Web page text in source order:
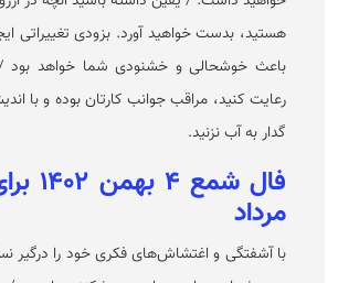
هستید، بدست خواهید آورد. بزودی تغییراتی
باعث خوشحالی و خشنودی شما خواهد بود /
رعایت کنید، مراقب جوانب کارتان بوده و با
گدار به آب نزنید.
فال
مرداد
با آشفتگی و اغتشاش‌های فکری خود را درگیر